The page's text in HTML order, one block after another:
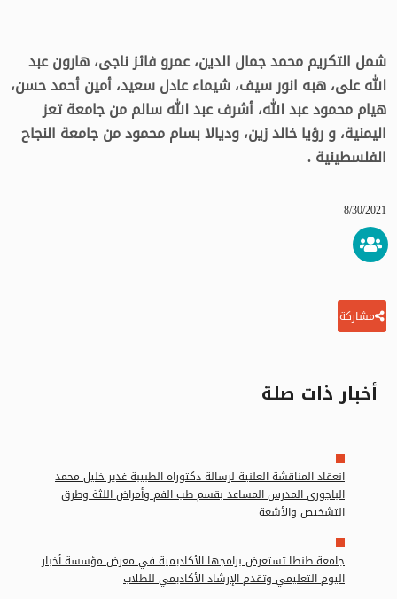
شمل التكريم محمد جمال الدين، عمرو فائز ناجى، هارون عبد
الله على، هبه انور سيف، شيماء عادل سعيد، أمين أحمد حسن،
هيام محمود عبد الله، أشرف عبد الله سالم من جامعة تعز
اليمنية، و رؤيا خالد زين، وديالا بسام محمود من جامعة النجاح
الفلسطينية .
8/30/2021
مشاركة
أخبار ذات صلة
انعقاد المناقشة العلنية لرسالة دكتوراه الطبيبة غدير خليل محمد
الباجوري المدرس المساعد بقسم طب الفم وأمراض اللثة وطرق
التشخيص والأشعة
جامعة طنطا تستعرض برامجها الأكاديمية في معرض مؤسسة أخبار
اليوم التعليمي وتقدم الإرشاد الأكاديمي للطلاب